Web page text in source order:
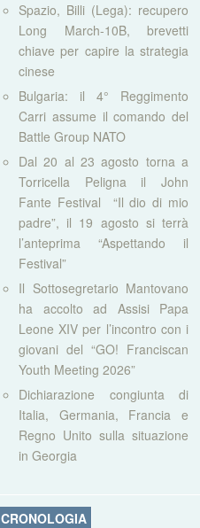
Spazio, Billi (Lega): recupero
Long March-10B, brevetti
chiave per capire la strategia
cinese
Bulgaria: il 4° Reggimento
Carri assume il comando del
Battle Group NATO
Dal 20 al 23 agosto torna a
Torricella Peligna il John
Fante Festival “Il dio di mio
padre”, il 19 agosto si terrà
l’anteprima “Aspettando il
Festival”
Il Sottosegretario Mantovano
ha accolto ad Assisi Papa
Leone XIV per l’incontro con i
giovani del “GO! Franciscan
Youth Meeting 2026”
Dichiarazione congiunta di
Italia, Germania, Francia e
Regno Unito sulla situazione
in Georgia
CRONOLOGIA